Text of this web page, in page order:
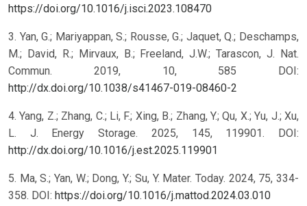
https://doi.org/10.1016/j.isci.2023.108470
3. Yan, G.; Mariyappan, S.; Rousse, G.; Jaquet, Q.; Deschamps,
M.; David, R.; Mirvaux, B.; Freeland, J.W.; Tarascon, J. Nat.
Commun. 2019, 10, 585 DOI:
http://dx.doi.org/10.1038/s41467-019-08460-2
4. Yang, Z.; Zhang, C.; Li, F.; Xing, B.; Zhang, Y.; Qu, X.; Yu, J.; Xu,
L. J. Energy Storage. 2025, 145, 119901. DOI:
http://dx.doi.org/10.1016/j.est.2025.119901
5. Ma, S.; Yan, W.; Dong, Y.; Su, Y. Mater. Today. 2024, 75, 334-
358. DOI: https://doi.org/10.1016/j.mattod.2024.03.010